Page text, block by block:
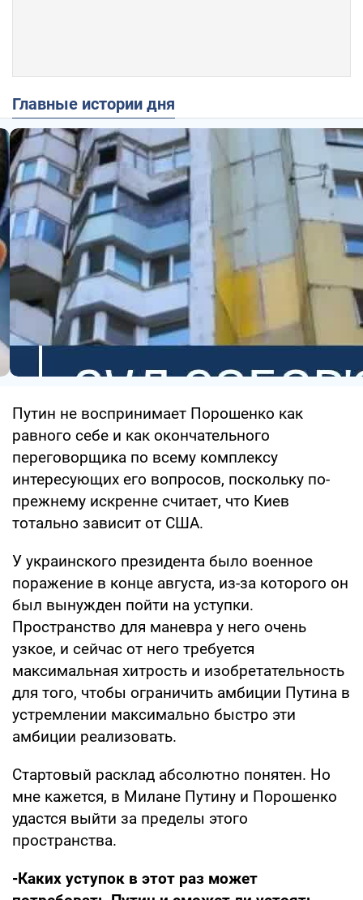
Главные истории дня
Путин не воспринимает Порошенко как
равного себе и как окончательного
переговорщика по всему комплексу
интересующих его вопросов, поскольку по-
прежнему искренне считает, что Киев
тотально зависит от США.
У украинского президента было военное
поражение в конце августа, из-за которого он
был вынужден пойти на уступки.
Пространство для маневра у него очень
узкое, и сейчас от него требуется
максимальная хитрость и изобретательность
для того, чтобы ограничить амбиции Путина в
устремлении максимально быстро эти
амбиции реализовать.
Стартовый расклад абсолютно понятен. Но
мне кажется, в Милане Путину и Порошенко
удастся выйти за пределы этого
пространства.
-Каких уступок в этот раз может